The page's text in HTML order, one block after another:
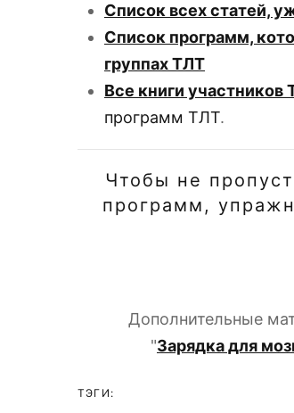
Список всех статей,
Список программ,
группах ТЛТ
Все книги участников
программ ТЛТ.
Чтобы не
программ,
Дополнительные
"Зарядка для
ТЭГИ: